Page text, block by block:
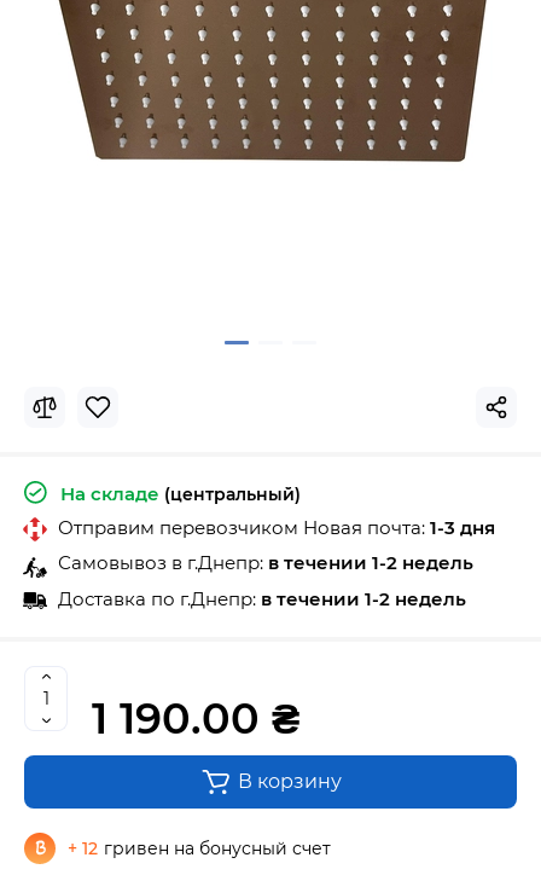
На складе (центральный)
Отправим перевозчиком Новая почта: 1-3 дня
Самовывоз в г.Днепр: в течении 1-2 недель
Доставка по г.Днепр: в течении 1-2 недель
1 190.00 ₴
В корзину
+ 12 гривен на бонусный счет